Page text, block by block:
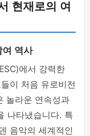
현재로의 여
여 역사
에서 강력한
이 처음 유로비전
놀라운 연속성과
나타냈습니다. 특
음악의 세계적인